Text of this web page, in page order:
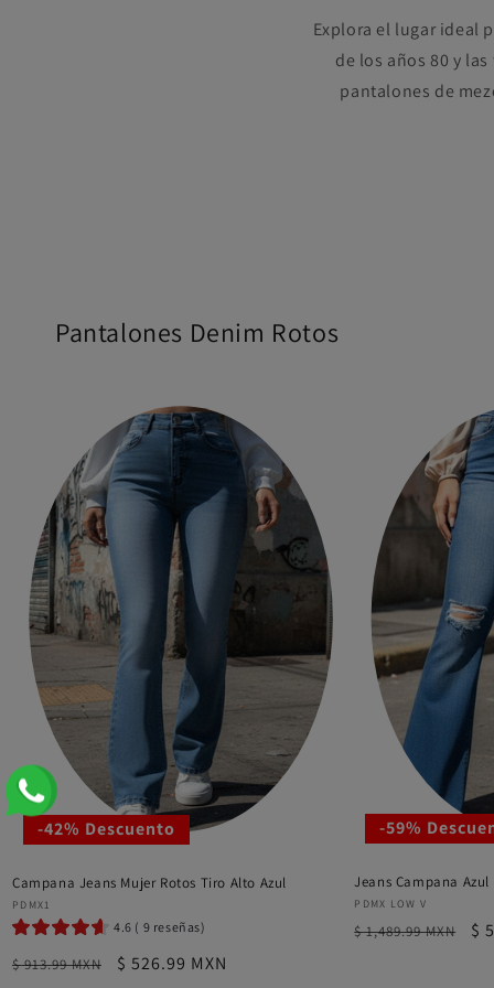
Explora el lugar ideal
de los años 80 y
pantalones de
Pantalones Denim Rotos
-42% Descuento
Campana Jeans Mujer Rotos Tiro Alto Azul
Proveedor:
PDMX1
4.6 ( 9 reseñas)
Precio
$ 913.99 MXN
Precio
$ 526.99 MXN
-59%
Jeans Campana
Proveedor:
PDMX LOW V
Precio
$ 1,489.99 MXN $